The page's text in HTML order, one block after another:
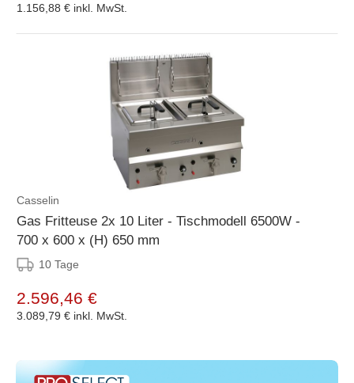
1.156,88 € inkl. MwSt.
Casselin
Gas Fritteuse 2x 10 Liter - Tischmodell 6500W -
700 x 600 x (H) 650 mm
10 Tage
2.596,46 €
3.089,79 € inkl. MwSt.